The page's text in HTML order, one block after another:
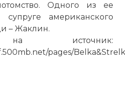
Одного из ее
американского
– Жаклин.
источник:
pages/